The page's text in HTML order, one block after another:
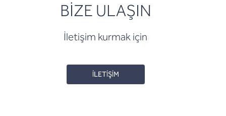
BİZE ULAŞIN
İletişim kurmak için
İLETİŞİM